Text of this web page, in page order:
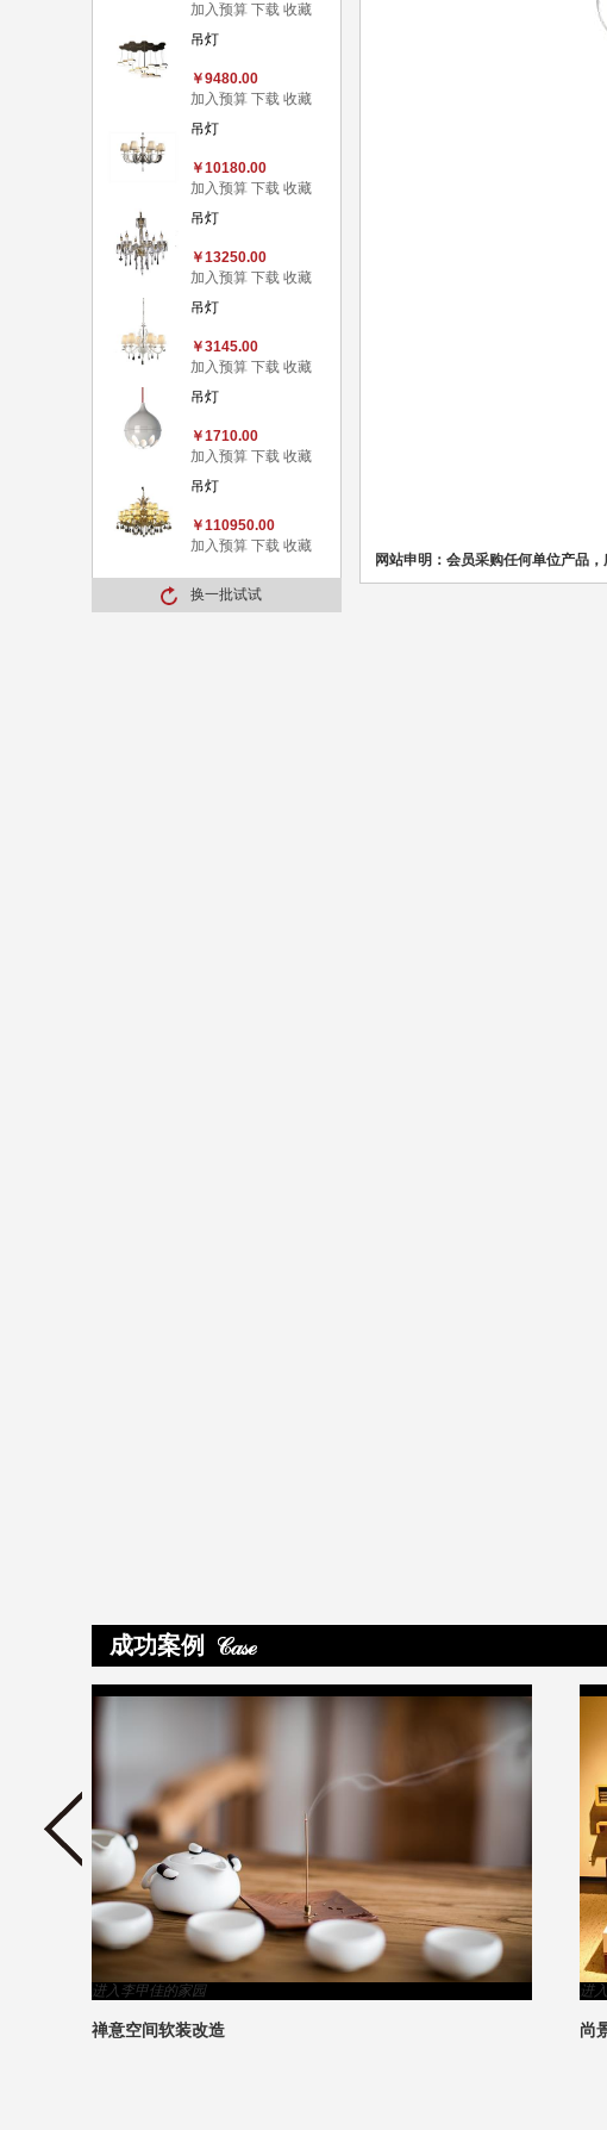
加入预算 下载 收藏
吊灯
￥9480.00
加入预算 下载 收藏
吊灯
￥10180.00
加入预算 下载 收藏
吊灯
￥13250.00
加入预算 下载 收藏
吊灯
￥3145.00
加入预算 下载 收藏
吊灯
￥1710.00
加入预算 下载 收藏
吊灯
￥110950.00
加入预算 下载 收藏
换一批试试
网站申明：会员采购任何单位产品
成功案例
进入李甲佳的家园
禅意空间软装改造
进
尚